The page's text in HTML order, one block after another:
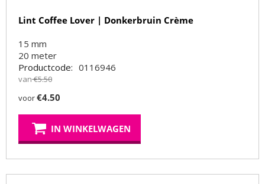
Lint Coffee Lover | Donkerbruin Crème
15 mm
20 meter
Productcode: 0116946
van €5.50
voor€4.50
IN WINKELWAGEN